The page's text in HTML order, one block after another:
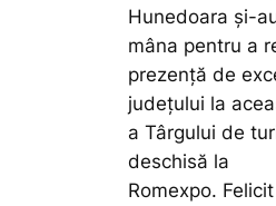
Hunedoara și-
mâna pentru a
prezență de
județului la
a Târgului de
deschisă la
Romexpo.